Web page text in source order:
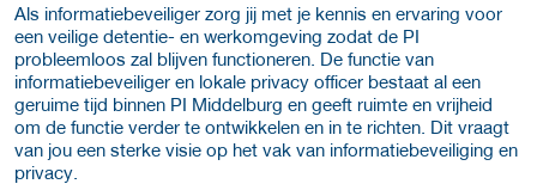
Als informatiebeveiliger zorg jij met je kennis en ervaring voor
een veilige detentie- en werkomgeving zodat de PI
probleemloos zal blijven functioneren. De functie van
informatiebeveiliger en lokale privacy officer bestaat al een
geruime tijd binnen PI Middelburg en geeft ruimte en vrijheid
om de functie verder te ontwikkelen en in te richten. Dit vraagt
van jou een sterke visie op het vak van informatiebeveiliging en
privacy.